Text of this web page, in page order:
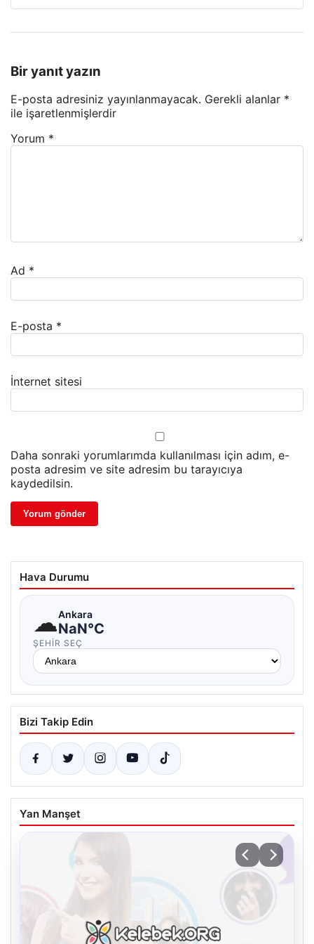
Bir yanıt yazın
E-posta adresiniz yayınlanmayacak. Gerekli alanlar *
ile işaretlenmişlerdir
Yorum *
Ad *
E-posta *
İnternet sitesi
Daha sonraki yorumlarımda kullanılması için adım, e-
posta adresim ve site adresim bu tarayıcıya
kaydedilsin.
Hava Durumu
☁Ankara
NaN°C
ŞEHIR SEÇ
Bizi Takip Edin
Yan Manşet